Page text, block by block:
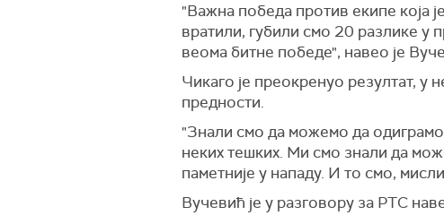
"Важна победа против екипе која
вратили, губили смо 20 разлике
веома битне победе", навео је
Чикаго је преокренуо резултат,
предности.
"Знали смо да можемо да
неких тешких. Ми смо знали да
паметније у нападу. И то смо,
Вучевић је у разговору за РТС